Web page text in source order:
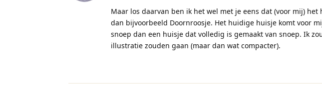
Maar los daarvan ben ik het wel met je eens dat (voor mij)
dan bijvoorbeeld Doornroosje. Het huidige huisje komt voor
snoep dan een huisje dat volledig is gemaakt van snoep. Ik
illustratie zouden gaan (maar dan wat compacter).